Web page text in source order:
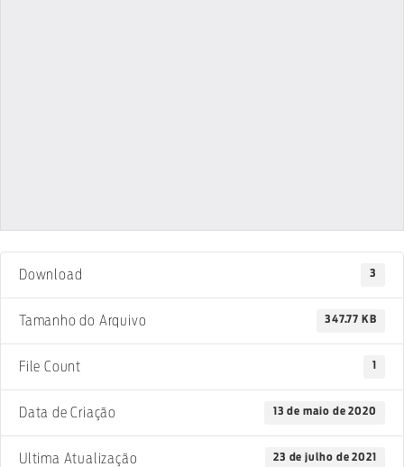
Download 3
Tamanho do Arquivo 347.77 KB
File Count 1
Data de Criação 13 de maio de 2020
Ultima Atualização 23 de julho de 2021